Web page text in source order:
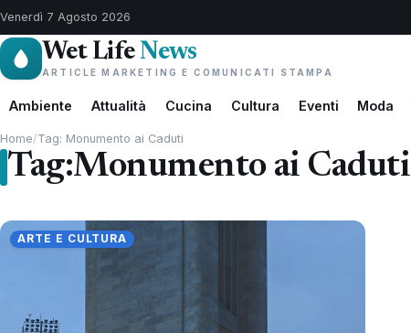
Venerdì 7 Agosto 2026
Wet LifeNews
ARTICLE MARKETING E COMUNICATI STAMPA
Ambiente Attualità Cucina Cultura Eventi Moda
Home/Tag: Monumento ai Caduti
Tag:Monumento ai Caduti
ARTE E CULTURA